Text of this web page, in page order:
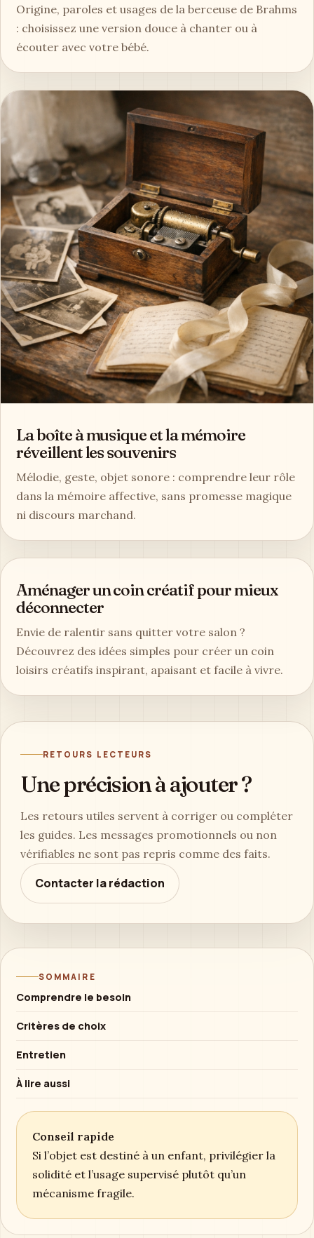
Origine, paroles et usages de la berceuse de Brahms
: choisissez une version douce à chanter ou à
écouter avec votre bébé.
La boîte à musique et la mémoire
réveillent les souvenirs
Mélodie, geste, objet sonore : comprendre leur rôle
dans la mémoire affective, sans promesse magique
ni discours marchand.
Aménager un coin créatif pour mieux
déconnecter
Envie de ralentir sans quitter votre salon ?
Découvrez des idées simples pour créer un coin
loisirs créatifs inspirant, apaisant et facile à vivre.
RETOURS LECTEURS
Une précision à ajouter ?
Les retours utiles servent à corriger ou compléter
les guides. Les messages promotionnels ou non
vérifiables ne sont pas repris comme des faits.
Contacter la rédaction
SOMMAIRE
Comprendre le besoin
Critères de choix
Entretien
À lire aussi
Conseil rapide
Si l’objet est destiné à un enfant, privilégier la
solidité et l’usage supervisé plutôt qu’un
mécanisme fragile.